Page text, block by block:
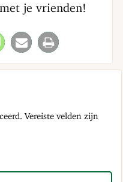
met je vrienden!
Vereiste velden zijn